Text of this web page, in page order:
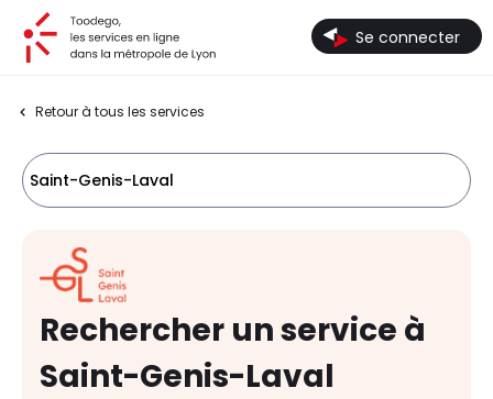
Se connecter
Retour à tous les services
Rechercher un service à
Saint-Genis-Laval
Saint-Genis-Laval